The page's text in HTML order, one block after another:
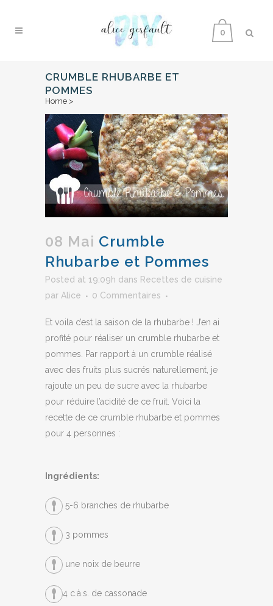
0
CRUMBLE RHUBARBE ET
POMMES
Home >
08 Mai Crumble
Rhubarbe et Pommes
Posted at 19:09h dans Recettes de cuisine
par Alice 0 Commentaires
Et voila c’est la saison de la rhubarbe ! J’en ai
profité pour réaliser un crumble rhubarbe et
pommes. Par rapport à un crumble réalisé
avec des fruits plus sucrés naturellement, je
rajoute un peu de sucre avec la rhubarbe
pour réduire l’acidité de ce fruit. Voici la
recette de ce crumble rhubarbe et pommes
pour 4 personnes :
Ingrédients:
5-6 branches de rhubarbe
3 pommes
une noix de beurre
4 c.à.s. de cassonade